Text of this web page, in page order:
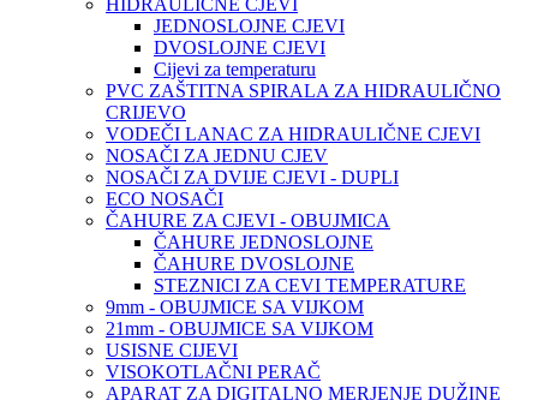
HIDRAULIČNE CJEVI
JEDNOSLOJNE CJEVI
DVOSLOJNE CJEVI
Cijevi za temperaturu
PVC ZAŠTITNA SPIRALA ZA HIDRAULIČNO
CRIJEVO
VODEČI LANAC ZA HIDRAULIČNE CJEVI
NOSAČI ZA JEDNU CJEV
NOSAČI ZA DVIJE CJEVI - DUPLI
ECO NOSAČI
ČAHURE ZA CJEVI - OBUJMICA
ČAHURE JEDNOSLOJNE
ČAHURE DVOSLOJNE
STEZNICI ZA CEVI TEMPERATURE
9mm - OBUJMICE SA VIJKOM
21mm - OBUJMICE SA VIJKOM
USISNE CIJEVI
VISOKOTLAČNI PERAČ
APARAT ZA DIGITALNO MERJENJE DUŽINE